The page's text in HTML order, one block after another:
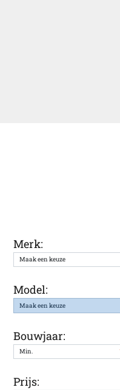
Merk:
Model:
Bouwjaar:
Prijs: